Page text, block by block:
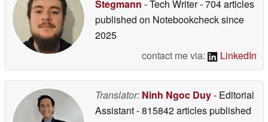
Stegmann - Tech Writer- 704 articles
published on Notebookchecksince
2025
contact me via:
LinkedIn
Translator: Ninh Ngoc Duy- Editorial
Assistant- 815842 articles published